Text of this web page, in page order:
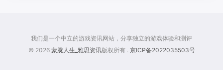
© 2026 蒙胧人生_雅思资讯版权所有 . 京ICP备2022035503号
我们是一个中立的游戏资讯网站，分享独立的游戏体验和测评